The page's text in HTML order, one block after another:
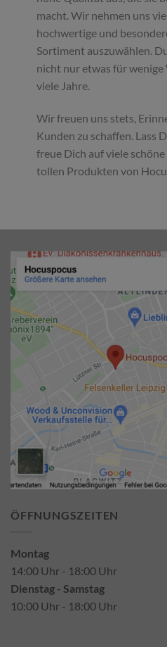
macht. Wir nehmen uns
hochwertige und
Sortiment auszuwählen.
nicht nur etwas für
viele Jahre.
Wir freuen uns stets,
Kunden zu schaffen. Lass
freue Dich auf viele
tollen Produkten von
ÖFFNUNGSZEITEN
Montag
14:00 Uhr - 18:00 Uhr
Dienstag - Samstag
10:00 Uhr - 18:00 Uhr